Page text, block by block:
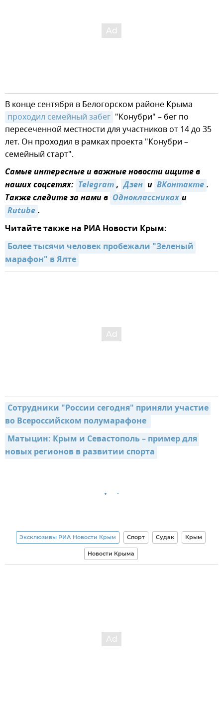
В конце сентября в Белогорском районе Крыма
проходил семейный забег "Конубри" – бег по
пересеченной местности для участников от 14 до 35
лет. Он проходил в рамках проекта "Конубри –
семейный старт".
Самые интересные и важные новости ищите в
наших соцсетях: Telegram, Дзен и ВКонтакте.
Также следите за нами в Одноклассникахи
Rutube.
Читайте также на РИА Новости Крым:
Более тысячи человек пробежали "Зеленый
марафон" в Ялте
Сотрудники "России сегодня" приняли участие
во Всероссийском полумарафоне
Матыцин: Крым и Севастополь – пример для
новых регионов в развитии спорта
Эксклюзивы РИА Новости Крым Спорт Судак Крым
Новости Крыма